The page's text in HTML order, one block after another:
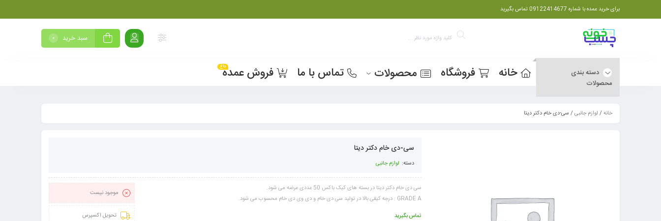
برای خرید عمده با شماره 09122414677 تماس بگیرید
سبد خرید 0
دسته بندی
محصولات
خانه فروشگاه محصولات تماس با ما فروش عمدهداغ
خانه/ لوازم جانبی/ سی-دی خام دکتر دیتا
سی-دی خام دکتر دیتا
دسته: لوازم جانبی
سی دی خام دکتر دیتا در بسته های کیک باکس 50 عددی عرضه می شود.
GRADE A : درجه کیفی بالا در تولید سی دی خام و دی وی دی خام محسوب می شود.
تماس بگیرید
موجود نیست
تحویل اکسپرس